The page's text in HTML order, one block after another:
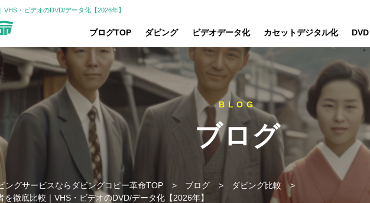
・ビデオのDVD/データ化【2026年】
ブログTOP ダビング ビデオデータ化 カセットデジタル化
ブログ
ングサービスならダビングコピー革命TOP > ブログ > ダビング比較
>
を徹底比較｜VHS・ビデオのDVD/データ化【2026年】